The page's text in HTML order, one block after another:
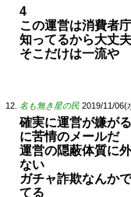
4
この運営は消費者
知ってるから大丈夫
そこだけは一流や
名も無き星の民 2019/11/06(
確実に運営が嫌が
に苦情のメールだ
運営の隠蔽体質に
ない
ガチャ詐欺なんか
てる